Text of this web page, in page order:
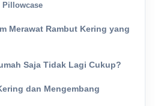
Pillowcase
Merawat Rambut Kering yang
Saja Tidak Lagi Cukup?
dan Mengembang